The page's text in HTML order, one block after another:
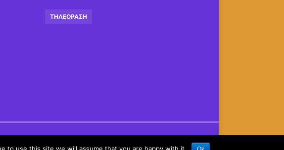
ΤΗΛΕΌΡΑΣΗ
to use this site we will assume that you are happy with it.